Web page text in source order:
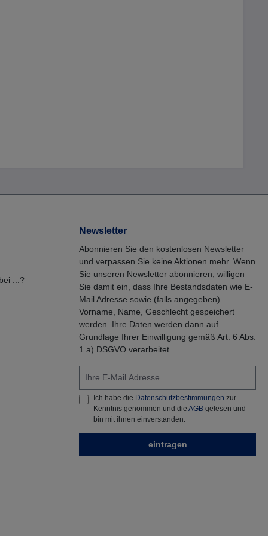
...?
Newsletter
Abonnieren Sie den kostenlosen Newsletter
und verpassen Sie keine Aktionen mehr. Wenn
Sie unseren Newsletter abonnieren, willigen
Sie damit ein, dass Ihre Bestandsdaten wie E-
Mail Adresse sowie (falls angegeben)
Vorname, Name, Geschlecht gespeichert
werden. Ihre Daten werden dann auf
Grundlage Ihrer Einwilligung gemäß Art. 6 Abs.
1 a) DSGVO verarbeitet.
Ich habe die Datenschutzbestimmungen zur
Kenntnis genommen und die AGB gelesen und
bin mit ihnen einverstanden.
eintragen